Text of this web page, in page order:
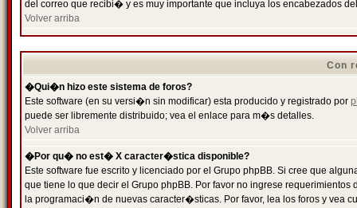
del correo que recibi� y es muy importante que incluya los encabezados
Volver arriba
Con
�Qui�n hizo este sistema de foros?
Este software (en su versi�n sin modificar) esta producido y registrado por
puede ser libremente distribuido; vea el enlace para m�s detalles.
Volver arriba
�Por qu� no est� X caracter�stica disponible?
Este software fue escrito y licenciado por el Grupo phpBB. Si cree que
que tiene lo que decir el Grupo phpBB. Por favor no ingrese
la programaci�n de nuevas caracter�sticas. Por favor, lea los foros y vea